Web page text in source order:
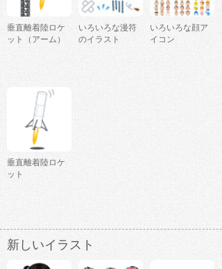
垂直離着陸ロケ
ット（アーム）
いろいろな漫符
のイラスト
いろいろな顔ア
イコン
垂直離着陸ロケ
ット
新しいイラスト